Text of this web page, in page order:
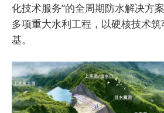
化技术服务”的全周期防水解决方
多项重大水利工程，以硬核技术
基。